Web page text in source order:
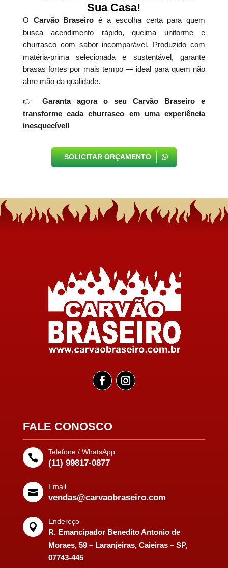
Sua Casa!
O Carvão Braseiro é a escolha certa para quem
busca acendimento rápido, queima uniforme e
churrasco com sabor incomparável. Produzido com
matéria-prima selecionada e sustentável, garante
brasas fortes por mais tempo — ideal para quem não
abre mão da qualidade.
👉
Garanta agora o seu Carvão Braseiro e
transforme cada churrasco em uma experiência
inesquecível!
SOLICITAR ORÇAMENTO
FALE CONOSCO

Telefone / WhatsApp
(11) 99817-0877

Email
vendas@carvaobraseiro.com

Endereço
R. Emancipador Benedito Antonio de
Moraes, 59 – Laranjeiras, Caieiras – SP,
07743-445